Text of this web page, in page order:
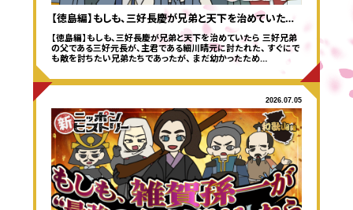
【徳島編】もしも、三好長慶が兄弟と天下を治めていた…
【徳島編】もしも、三好長慶が兄弟と天下を治めていたら 三好兄弟
の父である三好元長が、主君である細川晴元に討たれた、 すぐにで
も敵を討ちたい兄弟たちであったが、 まだ幼かったため…
2026.07.05